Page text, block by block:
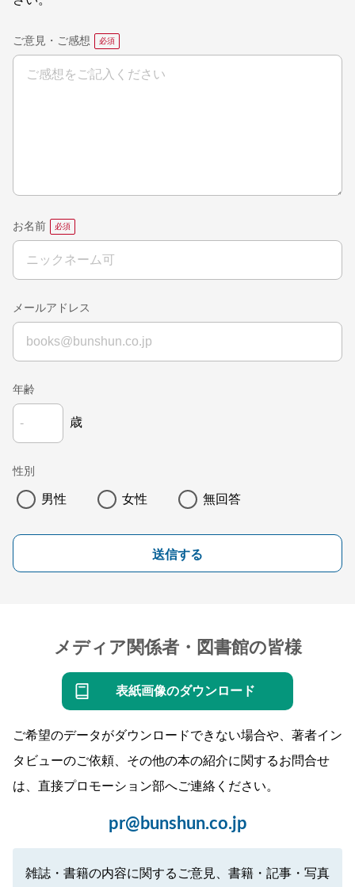
ご意見・ご感想
お名前
メールアドレス
年齢
歳
性別
男性 女性 無回答
送信する
メディア関係者・図書館の皆様
表紙画像のダウンロード
ご希望のデータがダウンロードできない場合や、著者イン
タビューのご依頼、その他の本の紹介に関するお問合せ
は、直接プロモーション部へご連絡ください。
pr@bunshun.co.jp
雑誌・書籍の内容に関するご意見、書籍・記事・写真